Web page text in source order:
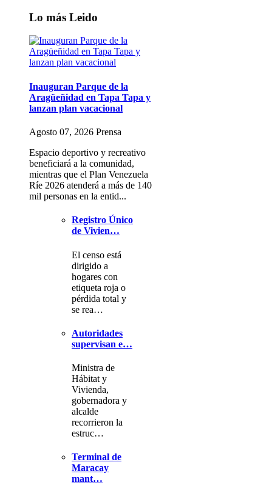
Lo más Leido
Inauguran Parque de la
Aragüeñidad en Tapa Tapa y
lanzan plan vacacional
Agosto 07, 2026 Prensa
Espacio deportivo y recreativo
beneficiará a la comunidad,
mientras que el Plan Venezuela
Ríe 2026 atenderá a más de 140
mil personas en la entid...
Registro Único
de Vivien…
El censo está
dirigido a
hogares con
etiqueta roja o
pérdida total y
se rea…
Autoridades
supervisan e…
Ministra de
Hábitat y
Vivienda,
gobernadora y
alcalde
recorrieron la
estruc…
Terminal de
Maracay
mant…